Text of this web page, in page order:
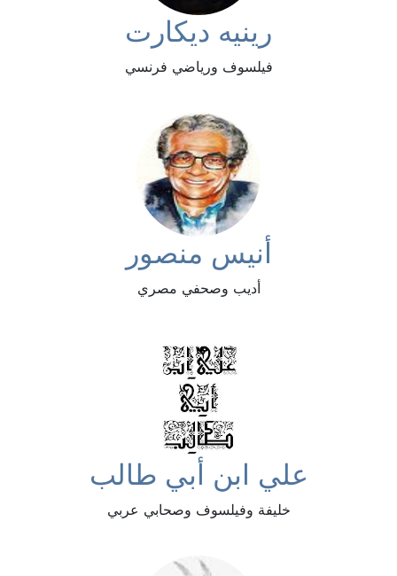
رينيه ديكارت
فيلسوف ورياضي فرنسي
أنيس منصور
أديب وصحفي مصري
علي ابن أبي طالب
خليفة وفيلسوف وصحابي عربي